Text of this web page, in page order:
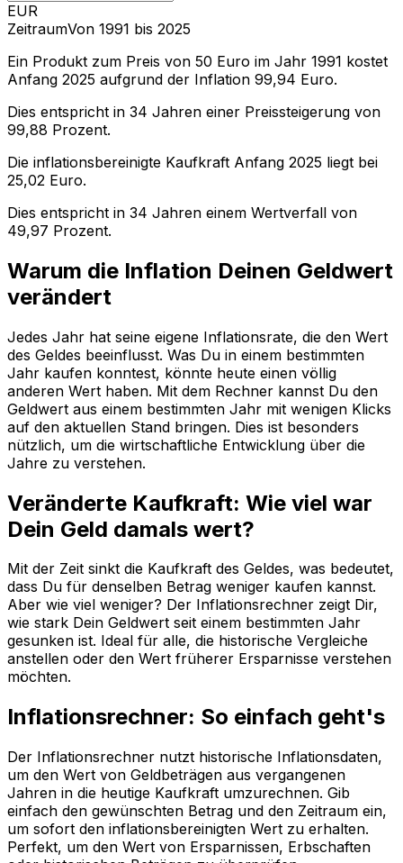
EUR
ZeitraumVon 1991 bis 2025
Ein Produkt zum Preis von 50 Euro im Jahr 1991 kostet
Anfang 2025 aufgrund der Inflation 99,94 Euro.
Dies entspricht in 34 Jahren einer Preissteigerung von
99,88 Prozent.
Die inflationsbereinigte Kaufkraft Anfang 2025 liegt bei
25,02 Euro.
Dies entspricht in 34 Jahren einem Wertverfall von
49,97 Prozent.
Warum die Inflation Deinen Geldwert
verändert
Jedes Jahr hat seine eigene Inflationsrate, die den Wert
des Geldes beeinflusst. Was Du in einem bestimmten
Jahr kaufen konntest, könnte heute einen völlig
anderen Wert haben. Mit dem Rechner kannst Du den
Geldwert aus einem bestimmten Jahr mit wenigen Klicks
auf den aktuellen Stand bringen. Dies ist besonders
nützlich, um die wirtschaftliche Entwicklung über die
Jahre zu verstehen.
Veränderte Kaufkraft: Wie viel war
Dein Geld damals wert?
Mit der Zeit sinkt die Kaufkraft des Geldes, was bedeutet,
dass Du für denselben Betrag weniger kaufen kannst.
Aber wie viel weniger? Der Inflationsrechner zeigt Dir,
wie stark Dein Geldwert seit einem bestimmten Jahr
gesunken ist. Ideal für alle, die historische Vergleiche
anstellen oder den Wert früherer Ersparnisse verstehen
möchten.
Inflationsrechner: So einfach geht's
Der Inflationsrechner nutzt historische Inflationsdaten,
um den Wert von Geldbeträgen aus vergangenen
Jahren in die heutige Kaufkraft umzurechnen. Gib
einfach den gewünschten Betrag und den Zeitraum ein,
um sofort den inflationsbereinigten Wert zu erhalten.
Perfekt, um den Wert von Ersparnissen, Erbschaften